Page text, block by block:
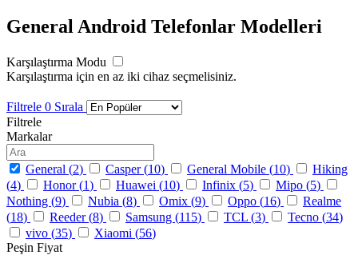
General Android Telefonlar Modelleri
Karşılaştırma Modu
Karşılaştırma için en az iki cihaz seçmelisiniz.
Filtrele 0 Sırala
Filtrele
Markalar
General (2) Casper (10) General Mobile (10)
Hiking
(4) Honor (1) Huawei (10) Infinix (5) Mipo (5)
Nothing (9) Nubia (8) Omix (9) Oppo (16)
Realme
(18) Reeder (8) Samsung (115) TCL (3) Tecno (34)
vivo (35) Xiaomi (56)
Peşin Fiyat